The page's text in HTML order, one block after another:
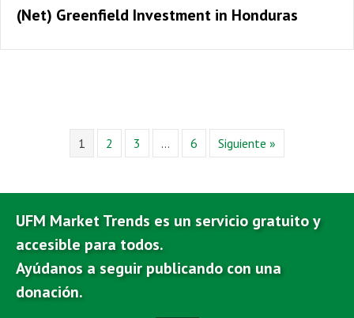
(Net) Greenfield Investment in Honduras
1 2 3 … 6 Siguiente »
UFM Market Trends es un servicio gratuito y
accesible para todos.
Ayúdanos a seguir publicando con una
donación.